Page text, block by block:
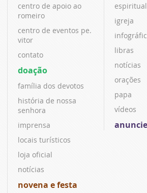
centro de apoio ao
romeiro
centro de eventos pe.
vitor
contato
doação
família dos devotos
história de nossa
senhora
imprensa
locais turísticos
loja oficial
notícias
novena e festa
igreja
libras
notícias
orações
papa
vídeos